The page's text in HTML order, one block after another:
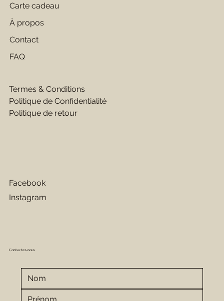
Carte cadeau
À propos
Contact
FAQ
Termes & Conditions
Politique de Confidentialité
Politique de retour
Facebook
Instagram
Contactez-nous